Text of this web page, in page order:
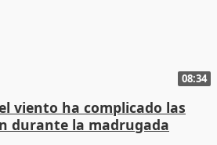
08:34
viento ha complicado las
durante la madrugada